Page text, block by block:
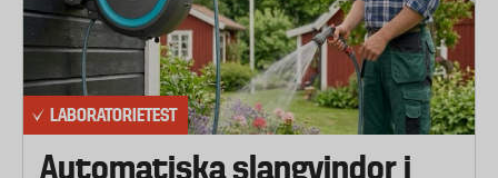
LABORATORIETEST
Automatiska slangvindor i